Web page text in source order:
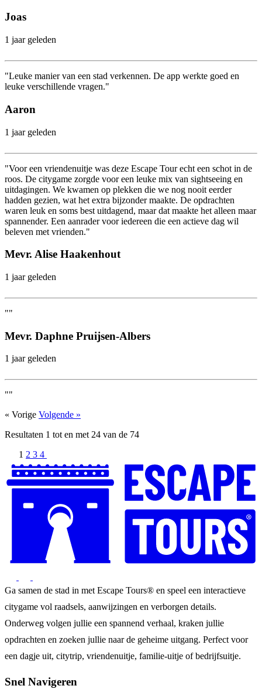
Joas
1 jaar geleden
"Leuke manier van een stad verkennen. De app werkte goed en
leuke verschillende vragen."
Aaron
1 jaar geleden
"Voor een vriendenuitje was deze Escape Tour echt een schot in de
roos. De citygame zorgde voor een leuke mix van sightseeing en
uitdagingen. We kwamen op plekken die we nog nooit eerder
hadden gezien, wat het extra bijzonder maakte. De opdrachten
waren leuk en soms best uitdagend, maar dat maakte het alleen maar
spannender. Een aanrader voor iedereen die een actieve dag wil
beleven met vrienden."
Mevr. Alise Haakenhout
1 jaar geleden
""
Mevr. Daphne Pruijsen-Albers
1 jaar geleden
""
« Vorige Volgende »
Resultaten 1 tot en met24 van de 74
1 2 3 4
Ga samen de stad in met Escape Tours® en speel een interactieve
citygame vol raadsels, aanwijzingen en verborgen details.
Onderweg volgen jullie een spannend verhaal, kraken jullie
opdrachten en zoeken jullie naar de geheime uitgang. Perfect voor
een dagje uit, citytrip, vriendenuitje, familie-uitje of bedrijfsuitje.
Snel Navigeren